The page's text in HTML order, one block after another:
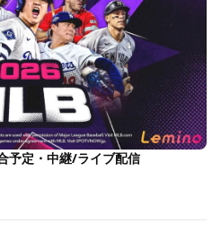
予定・中継/ライブ配信